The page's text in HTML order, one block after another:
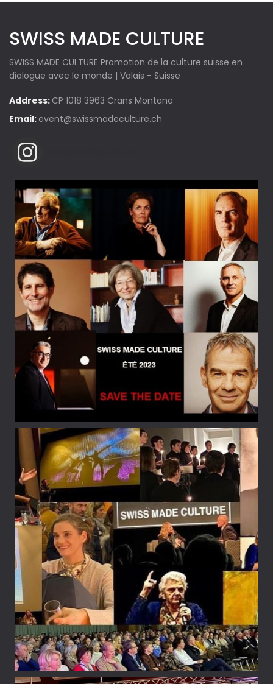
SWISS MADE CULTURE
SWISS MADE CULTURE Promotion de la culture suisse en
dialogue avec le monde | Valais - Suisse
Address: CP 1018 3963 Crans Montana
Email: event@swissmadeculture.ch